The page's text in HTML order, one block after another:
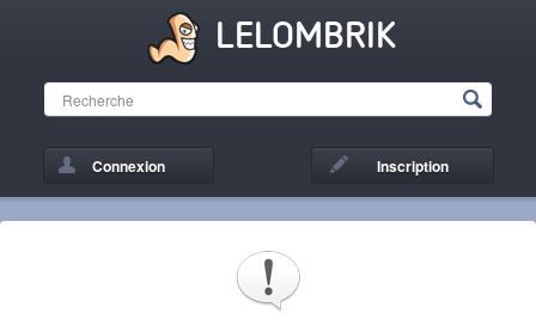
LELOMBRIK
Connexion Inscription